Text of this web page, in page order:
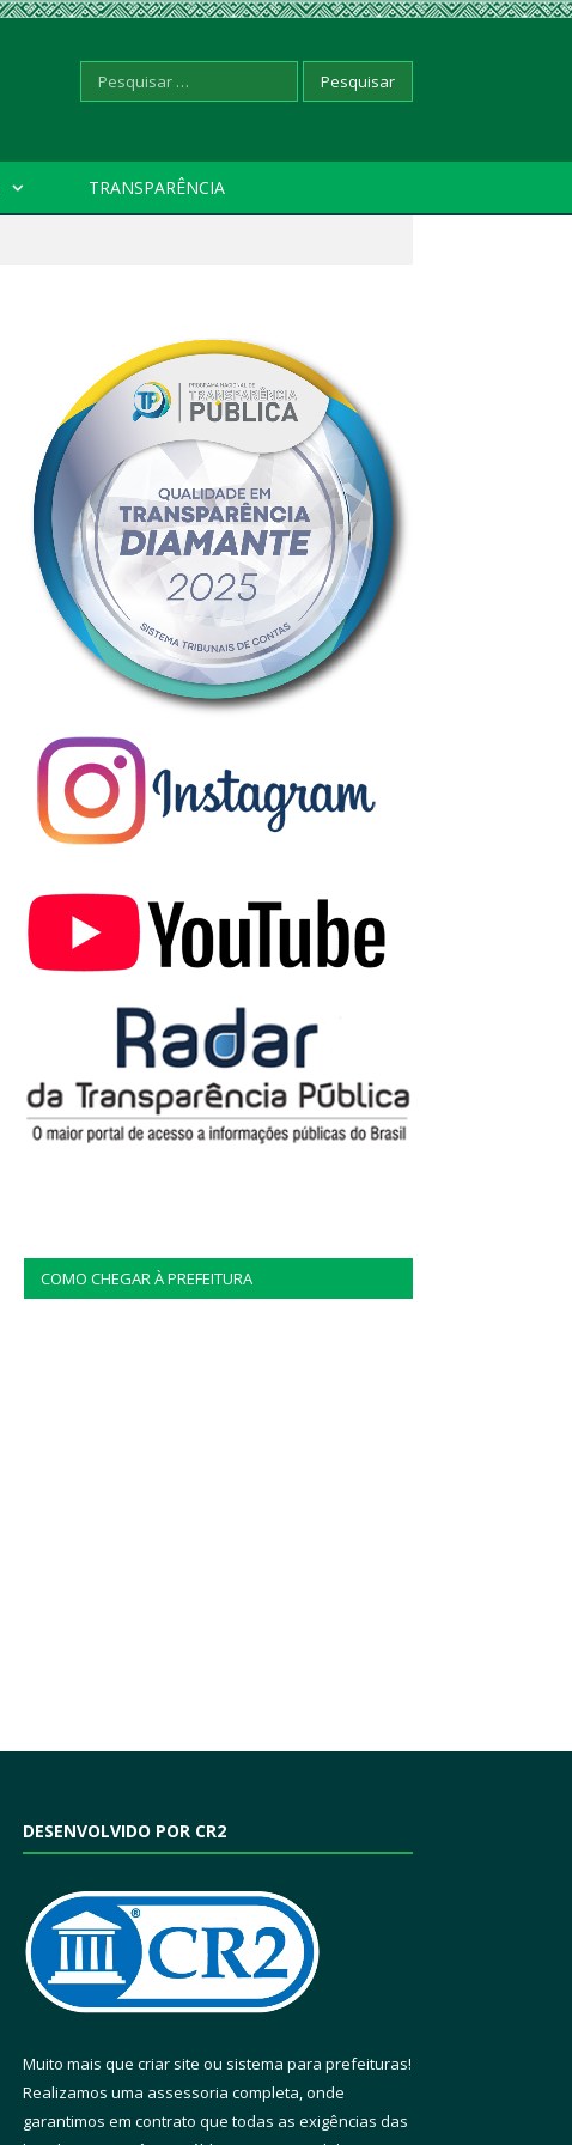
Pesquisar
TRANSPARÊNCIA
COMO CHEGAR À PREFEITURA
DESENVOLVIDO POR CR2
Muito mais que criar site ou sistema para prefeituras!
Realizamos uma assessoria completa, onde
garantimos em contrato que todas as exigências das